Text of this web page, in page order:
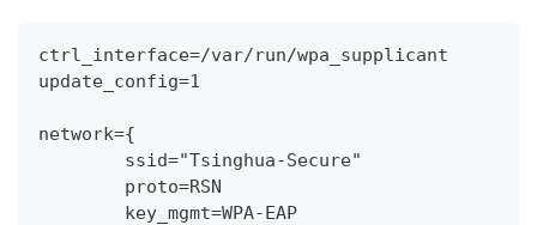
ctrl_interface=/var/run/wpa_supplicant
update_config=1
network={
        ssid="Tsinghua-Secure"
        proto=RSN
        key_mgmt=WPA-EAP